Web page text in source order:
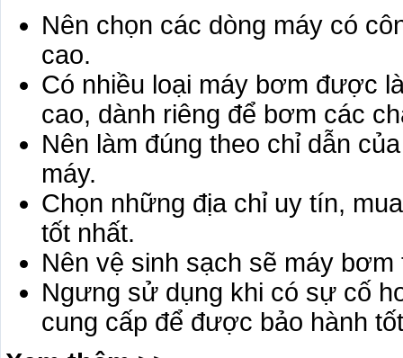
Nên chọn các dòng máy có
cao.
Có nhiều loại máy bơm được
cao, dành riêng để bơm các
Nên làm đúng theo chỉ dẫn
máy.
Chọn những địa chỉ uy tín,
tốt nhất.
Nên vệ sinh sạch sẽ máy
Ngưng sử dụng khi có sự cố
cung cấp để được bảo hành